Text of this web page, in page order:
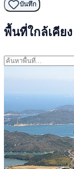
บันทึก
พื้นที่ใกล้เคียง